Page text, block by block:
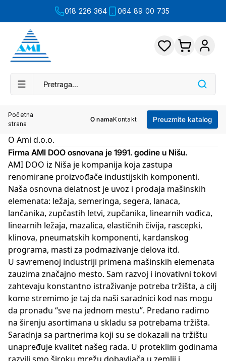
018 226 364 064 89 00 735
Početna
strana
O namaKontakt Preuzmite katalog
O Ami d.o.o.
Firma AMI DOO osnovana je 1991. godine u Nišu.
AMI DOO iz Niša je kompanija koja zastupa
renomirane proizvođače industijskih komponenti.
Naša osnovna delatnost je uvoz i prodaja mašinskih
elemenata: ležaja, semeringa, segera, lanaca,
lančanika, zupčastih letvi, zupčanika, linearnih vođica,
linearnih ležaja, mazalica, elastičnih čivija, rascepki,
klinova, pneumatskih komponenti, kardanskog
programa, masti za podmazivanje delova itd.
U savremenoj industriji primena mašinskih elemenata
zauzima značajno mesto. Sam razvoj i inovativni tokovi
zahtevaju konstantno istraživanje potreba tržišta, a cilj
kome stremimo je taj da naši saradnici kod nas mogu
da pronađu “sve na jednom mestu”. Predano radimo
na širenju asortimana u skladu sa potrebama tržišta.
Saradnja sa partnerima koji su se dokazali na tržištu
unapređuje kvalitet našeg rada. U proteklim godinama